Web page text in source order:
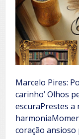
Marcelo Pires:
carinho’ Olhos
escuraPrestes a
coração